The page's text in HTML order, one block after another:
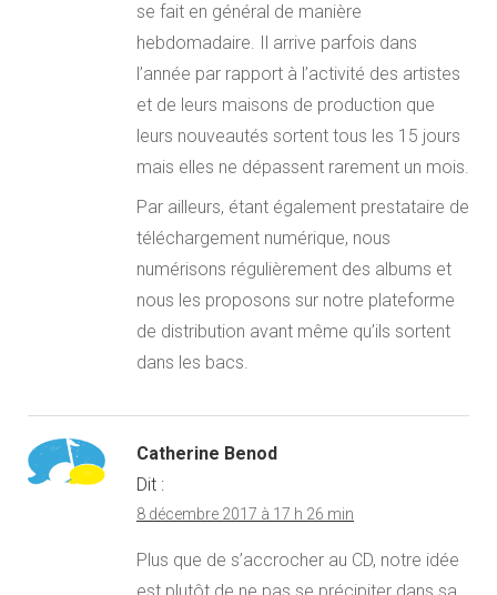
se fait en général de manière
hebdomadaire. Il arrive parfois dans
l’année par rapport à l’activité des artistes
et de leurs maisons de production que
leurs nouveautés sortent tous les 15 jours
mais elles ne dépassent rarement un mois.
Par ailleurs, étant également prestataire de
téléchargement numérique, nous
numérisons régulièrement des albums et
nous les proposons sur notre plateforme
de distribution avant même qu’ils sortent
dans les bacs.
Catherine Benod
Dit :
8 décembre 2017 à 17 h 26 min
Plus que de s’accrocher au CD, notre idée